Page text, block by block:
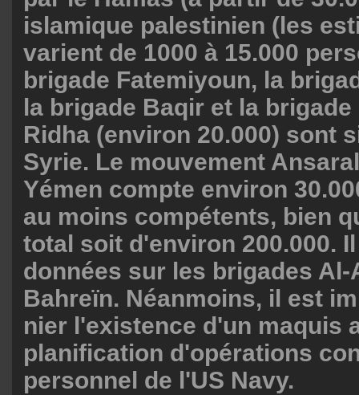
islamique palestinien (les
varient de 1000 à 15.000
brigade Fatemiyoun, la
la brigade Baqir et la brigade
Ridha (environ 20.000) sont
Syrie. Le mouvement
Yémen compte environ
au moins compétents, bien
total soit d'environ 200.000.
données sur les brigades Al-
Bahreïn. Néanmoins, il est
nier l'existence d'un maquis
planification d'opérations
personnel de l'US Navy.